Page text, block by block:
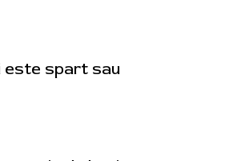
este spart sau